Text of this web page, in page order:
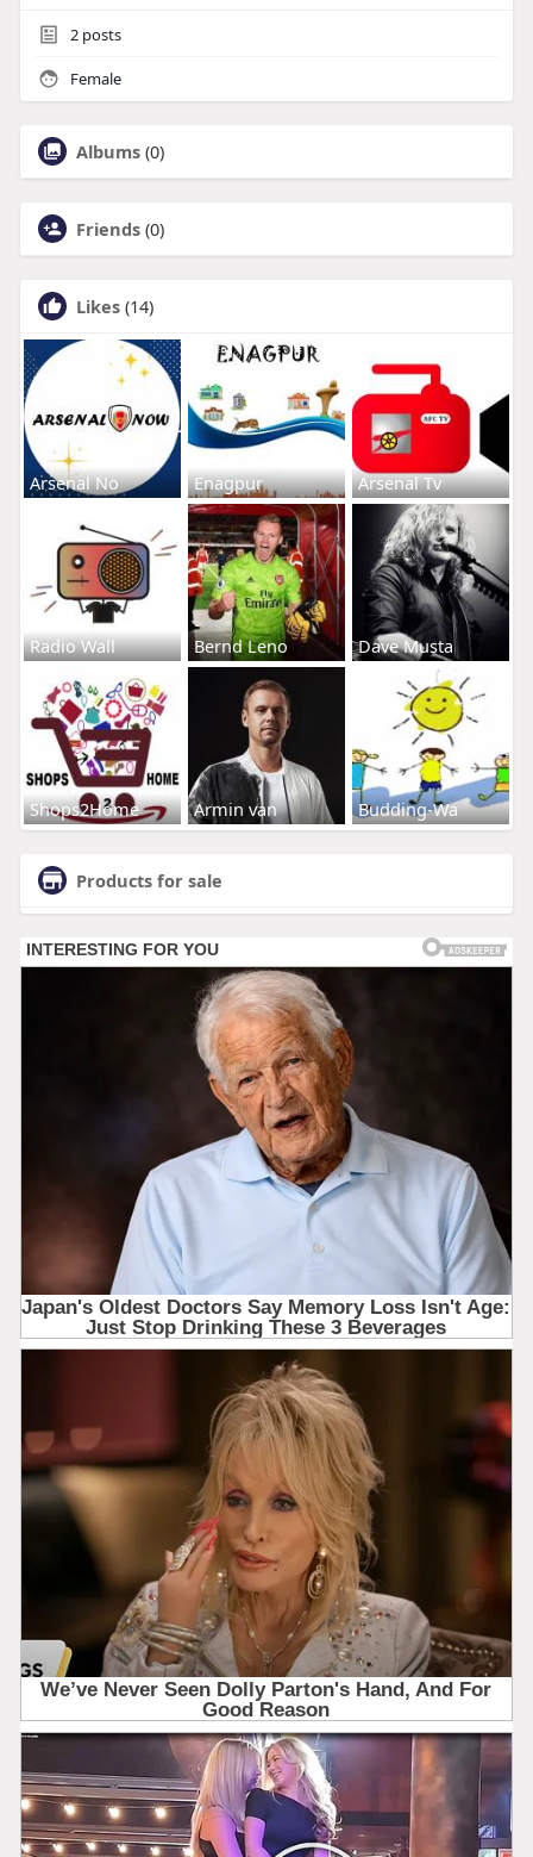
2posts
Female
Albums (0)
Friends (0)
Likes (14)
Arsenal No Enagpur Arsenal Tv
Radio Wall Bernd Leno Dave Musta
Shops2Home Armin van Budding-Wa
Products for sale